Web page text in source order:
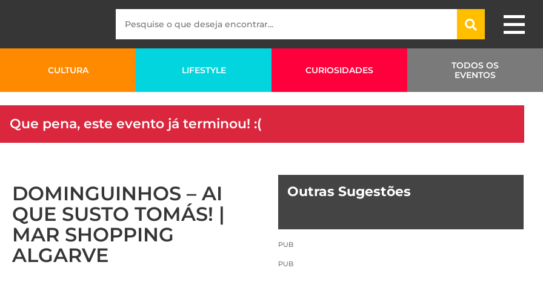
CULTURA LIFESTYLE CURIOSIDADES
TODOS OS
EVENTOS
Que pena, este evento já terminou! :(
DOMINGUINHOS – AI
QUE SUSTO TOMÁS! |
MAR SHOPPING
ALGARVE
Outras Sugestões
PUB
PUB